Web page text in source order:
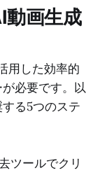
動画生成
用した効率的
必要です。以
る5つのステ
ツールでクリ